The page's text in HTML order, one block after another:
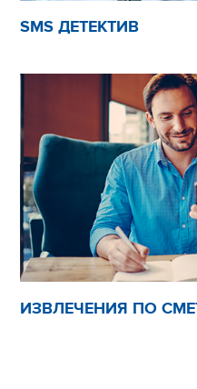
SMS ДЕТЕКТИВ
ИЗВЛЕЧЕНИЯ ПО